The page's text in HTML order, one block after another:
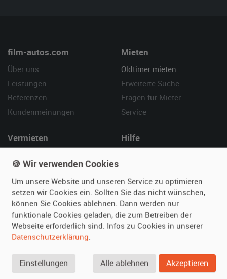
film-autos.com
Über uns
Leistungen
Referenzen
Kundenmeinungen
Mieten
Oldtimer mieten
Erweiterte Suche
Fragen für Mieter
Service
Vermieten
Fotos senden
Fragen für Vermieter
Inserat verwalten
Hilfe
Kontakt
SPECIAL
Berühmte Filmautos –
🍪 Wir verwenden Cookies
Um unsere Website und unseren Service zu optimieren
setzen wir Cookies ein. Sollten Sie das nicht wünschen,
können Sie Cookies ablehnen. Dann werden nur
funktionale Cookies geladen, die zum Betreiben der
Webseite erforderlich sind. Infos zu Cookies in unserer
Datenschutzerklärung.
Einstellungen Alle ablehnen Akzeptieren